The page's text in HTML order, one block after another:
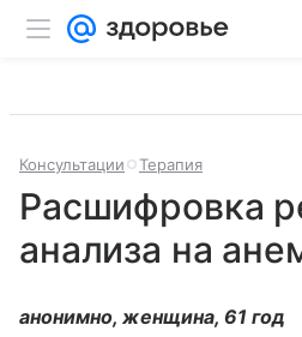
Консультации Терапия
Расшифровка
анализа на
анонимно, женщина, 61 год